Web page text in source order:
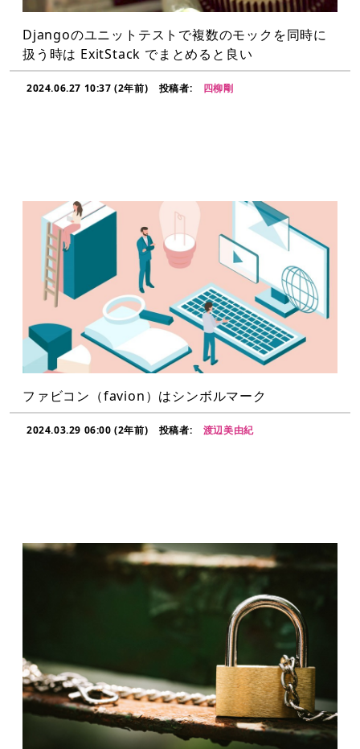
Djangoのユニットテストで複数のモックを同時に
扱う時は ExitStack でまとめると良い
2024.06.27 10:37 (2年前) 投稿者: 四柳剛
ファビコン（favion）はシンボルマーク
2024.03.29 06:00 (2年前) 投稿者: 渡辺美由紀